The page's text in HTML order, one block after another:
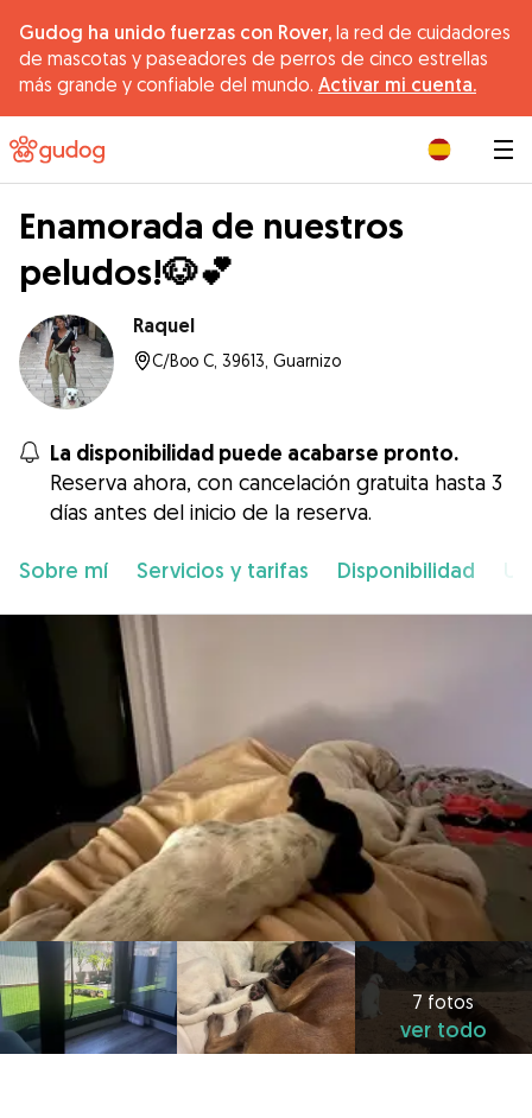
Gudog ha unido fuerzas con Rover, la red de cuidadores
de mascotas y paseadores de perros de cinco estrellas
más grande y confiable del mundo. Activar mi cuenta.
Enamorada de nuestros
peludos!🐶💕
Raquel
C/Boo C, 39613, Guarnizo
La disponibilidad puede acabarse pronto.
Reserva ahora, con cancelación gratuita hasta 3
días antes del inicio de la reserva.
Sobre mí Servicios y tarifas Disponibilidad
7 fotos
ver todo